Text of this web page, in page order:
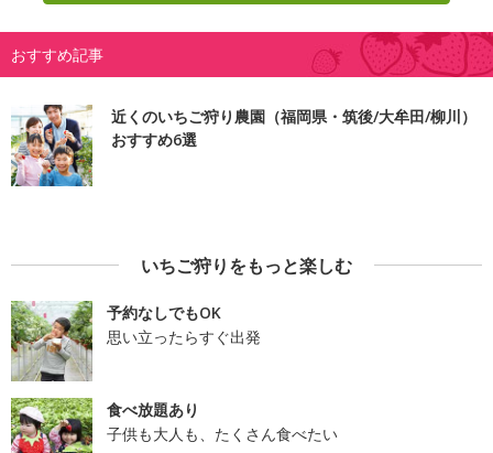
おすすめ記事
近くのいちご狩り農園（福岡県・筑後/大牟田/柳川）
おすすめ6選
いちご狩りをもっと楽しむ
予約なしでもOK
思い立ったらすぐ出発
食べ放題あり
子供も大人も、たくさん食べたい